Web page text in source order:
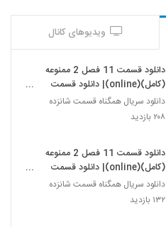
ویدیوهای کانال
دانلود قسمت 11 فصل 2 ممنوعه
(کامل)(online)| دانلود قسمت
یازدهم فصل دوم ممنوعه (قانونی).
دانلود سریال همگناه قسمت شانزده
۲۰۸ بازدید
دانلود قسمت 11 فصل 2 ممنوعه
(کامل)(online)| دانلود قسمت
یازدهم فصل دوم ممنوعه (قانونی) .
دانلود سریال همگناه قسمت شانزده
۱۳۲ بازدید